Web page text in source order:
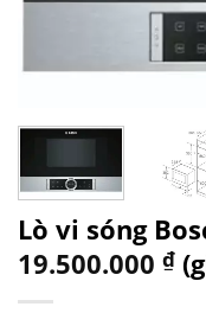
Lò vi sóng
19.500.000 ₫